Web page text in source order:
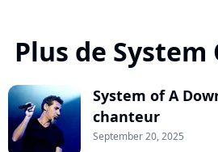
Plus de System
System of A
chanteur
September 20, 2025